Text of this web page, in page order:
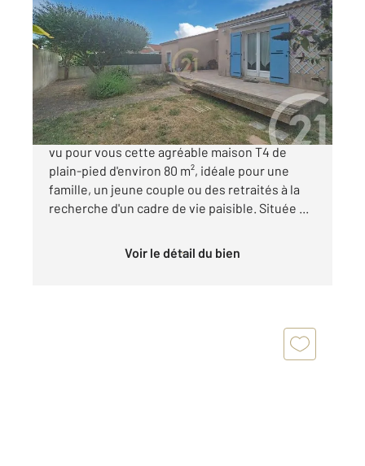
79,70 m2, 4 pièces
Ref : 3008
Maison à vendre
299 000 €
Votre agence Century 21 Cabinet CORVAJA a
vu pour vous cette agréable maison T4 de
plain-pied d'environ 80 m², idéale pour une
famille, un jeune couple ou des retraités à la
recherche d'un cadre de vie paisible. Située ...
Voir le détail du bien